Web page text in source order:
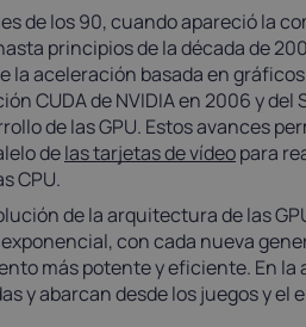
de los 90, cuando apareció la
principios de la década de
la aceleración basada en
CUDA de NVIDIA en 2006 y
de las GPU. Estos avances
delas tarjetas de vídeopara
CPU.
de la arquitectura de las
con cada nueva
más potente y eficiente. En la
y abarcan desde los juegos y